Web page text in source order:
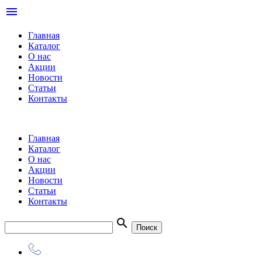
menu
Главная
Каталог
О нас
Акции
Новости
Статьи
Контакты
Главная
Каталог
О нас
Акции
Новости
Статьи
Контакты
search Поиск